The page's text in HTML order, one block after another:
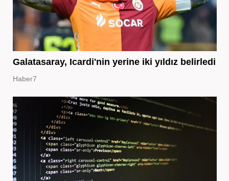
Galatasaray, Icardi'nin yerine iki yıldız belirledi
Haber7